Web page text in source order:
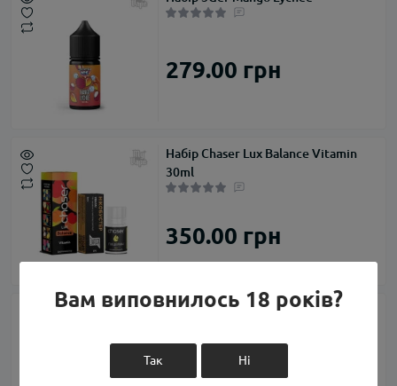
279.00 грн
Набір Chaser Lux Balance Vitamin
30ml
350.00 грн
Набір Diamond CocoTab 100ml
Вам виповнилось 18 років?
Так Ні